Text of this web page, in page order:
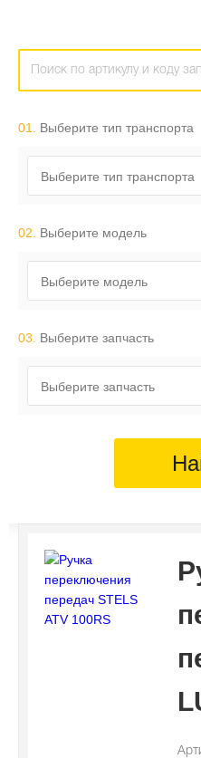
01. Выберите тип транспорта
Выберите тип транспорта
02. Выберите модель
Выберите модель
03. Выберите запчасть
Выберите запчасть